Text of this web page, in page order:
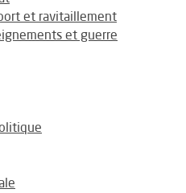
et ravitaillement
et guerre